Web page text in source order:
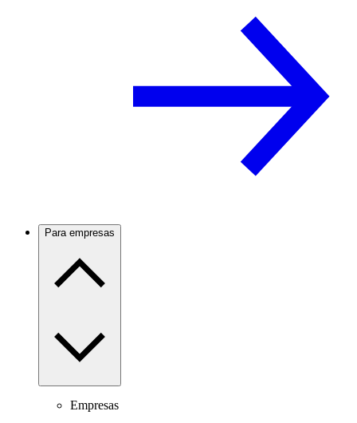
Para empresas
Empresas